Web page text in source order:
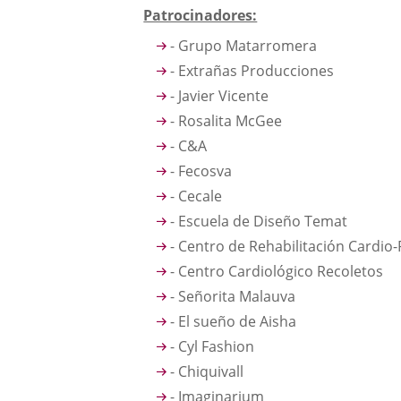
Patrocinadores:
- Grupo Matarromera
- Extrañas Producciones
- Javier Vicente
- Rosalita McGee
- C&A
- Fecosva
- Cecale
- Escuela de Diseño Temat
- Centro de Rehabilitación
- Centro Cardiológico Recoletos
- Señorita Malauva
- El sueño de Aisha
- Cyl Fashion
- Chiquivall
- Imaginarium